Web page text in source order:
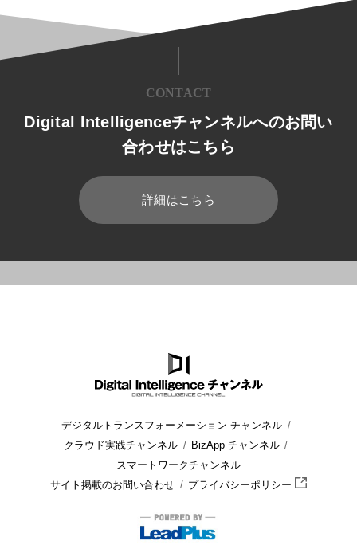
CONTACT
Digital Intelligenceチャンネルへのお問い
合わせはこちら
詳細はこちら
デジタルトランスフォーメーション チャンネル
クラウド実践チャンネル
BizApp チャンネル
スマートワークチャンネル
サイト掲載のお問い合わせ
プライバシーポリシー